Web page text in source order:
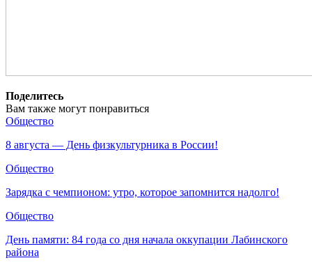
Поделитесь
Вам также могут понравиться
Общество
8 августа — День физкультурника в России!
Общество
Зарядка с чемпионом: утро, которое запомнится надолго!
Общество
День памяти: 84 года со дня начала оккупации Лабинского
района